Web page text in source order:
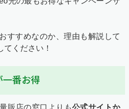
すすめなのか、理由も解説して
てください！
一番お得
販店の窓口よりも公式サイトか